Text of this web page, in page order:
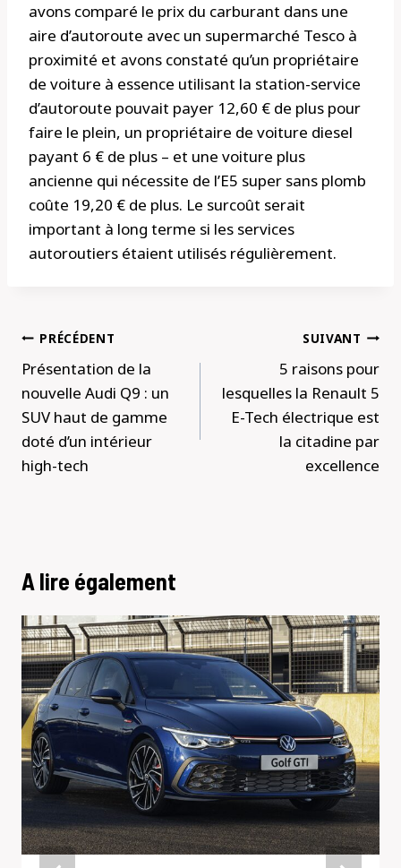
avons comparé le prix du carburant dans une
aire d’autoroute avec un supermarché Tesco à
proximité et avons constaté qu’un propriétaire
de voiture à essence utilisant la station-service
d’autoroute pouvait payer 12,60 € de plus pour
faire le plein, un propriétaire de voiture diesel
payant 6 € de plus – et une voiture plus
ancienne qui nécessite de l’E5 super sans plomb
coûte 19,20 € de plus. Le surcoût serait
important à long terme si les services
autoroutiers étaient utilisés régulièrement.
Navigation
de
l’article
PRÉCÉDENT
Présentation de la
nouvelle Audi Q9 : un
SUV haut de gamme
doté d’un intérieur
high-tech
SUIVANT
5 raisons pour
lesquelles la Renault 5
E-Tech électrique est
la citadine par
excellence
A lire également